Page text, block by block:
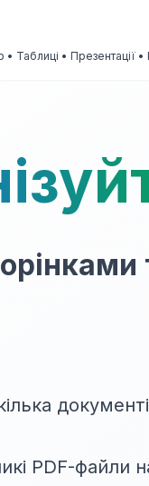
Таблиці • Презентації •
PDF-файли